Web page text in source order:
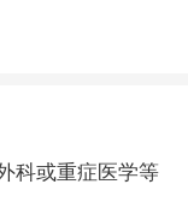
科或重症医学等